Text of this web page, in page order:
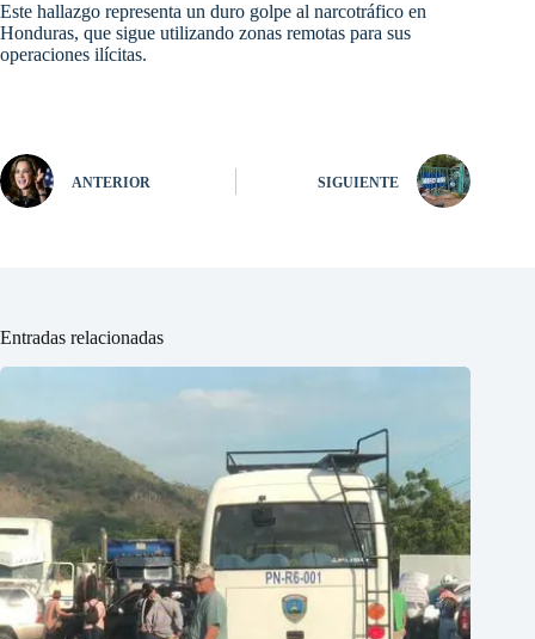
Este hallazgo representa un duro golpe al narcotráfico en
Honduras, que sigue utilizando zonas remotas para sus
operaciones ilícitas.
ANTERIOR SIGUIENTE
Entradas relacionadas